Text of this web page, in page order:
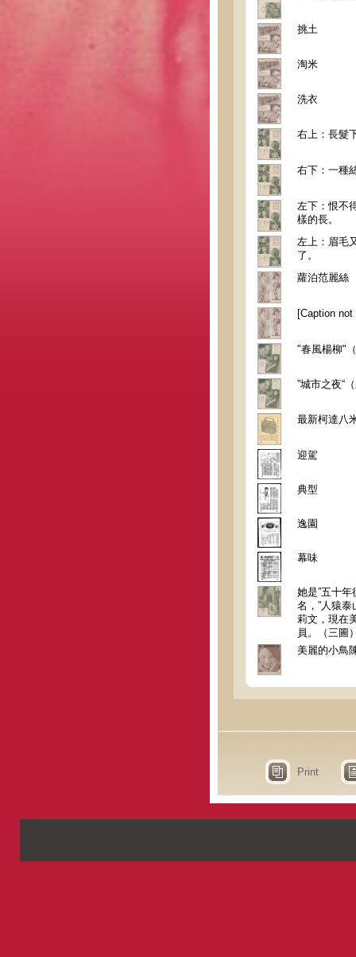
挑土
淘米
洗衣
右上：長髮
右下：一種
左下：恨不
樣的長。
左上：眉毛
了。
蘿泊范麗絲
[Caption
"春風楊柳"
”城市之夜“
最新柯達八
迎駕
典型
逸園
幕味
她是”五十年
名，”人猿泰
莉文，現在
員。（三圖
美麗的小鳥
Print